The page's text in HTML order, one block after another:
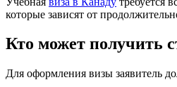
которые зависят от
Кто может получить
Для оформления визы заявитель